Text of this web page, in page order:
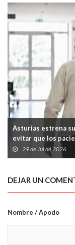
Asturias estrena
evitar que los
Servicios Sociales
29 de Jul de 2026
DEJAR UN
Nombre / Apodo